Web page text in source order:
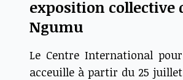
exposition collective
Ngumu
Le Centre International
acceuille à partir du 25 juillet